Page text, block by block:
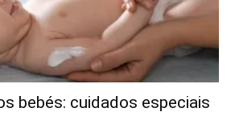
bebés: cuidados especiais